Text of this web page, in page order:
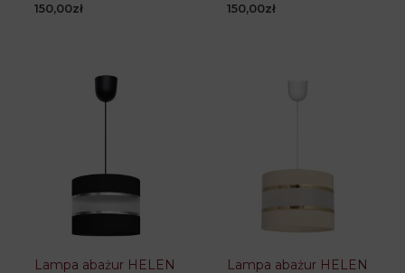
150,00zł 150,00zł
Lampa abażur HELEN
Lampa abażur HELEN